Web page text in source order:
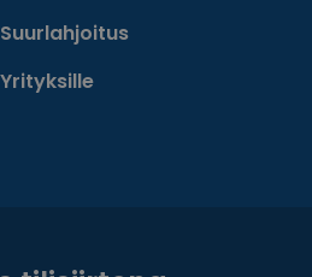
Suurlahjoitus
Yrityksille